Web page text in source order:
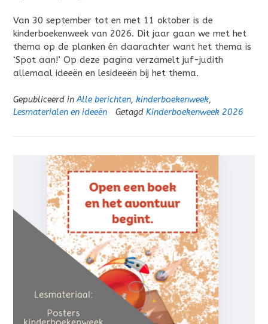
Van 30 september tot en met 11 oktober is de
kinderboekenweek van 2026. Dit jaar gaan we met het
thema op de planken én daarachter want het thema is
‘Spot aan!’ Op deze pagina verzamelt juf-judith
allemaal ideeën en lesideeën bij het thema.
Gepubliceerd inAlle berichten, kinderboekenweek,
Lesmaterialen en ideeën
Getagd Kinderboekenweek 2026